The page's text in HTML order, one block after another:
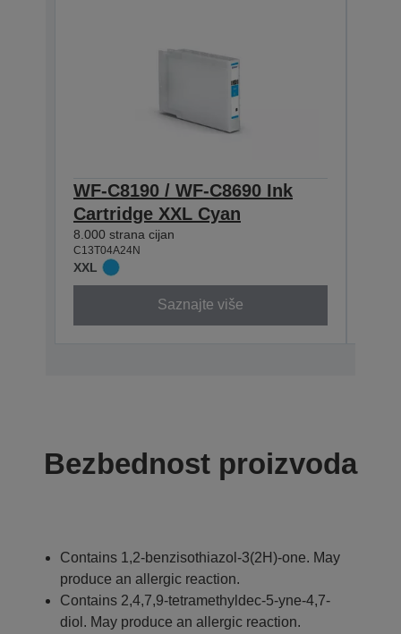
WF-C8190 / WF-C8690 Ink
Cartridge XXL Cyan
8.000 strana cijan
C13T04A24N
XXL
Saznajte više
Bezbednost proizvoda
Contains 1,2-benzisothiazol-3(2H)-one. May
produce an allergic reaction.
Contains 2,4,7,9-tetramethyldec-5-yne-4,7-
diol. May produce an allergic reaction.